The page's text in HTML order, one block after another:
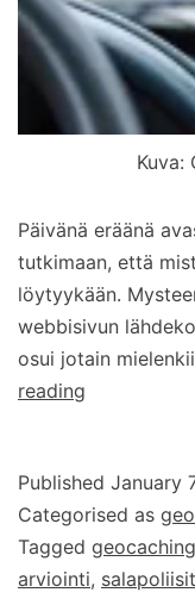
Kuva:
Päivänä eräänä
tutkimaan, että
löytyykään.
webbisivun
osui jotain
reading
kätköjen
Published January
Categorised as
Tagged
arviointi,